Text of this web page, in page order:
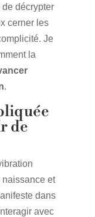
décrypter
cerner les
Je
la
.
de
naissance et
dans
avec